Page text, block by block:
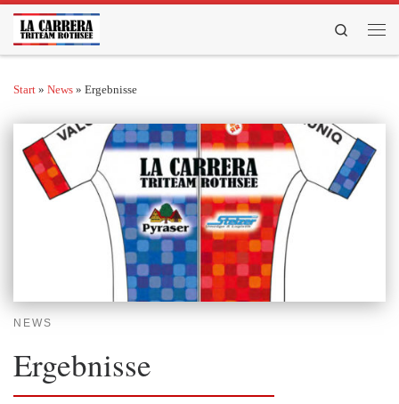
Zum Inhalt springen
Search
Start » News » Ergebnisse
NEWS
Ergebnisse